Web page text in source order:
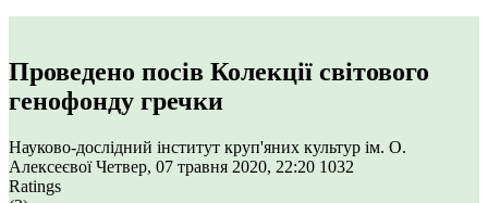
Проведено посів Колекції світового
генофонду гречки
Науково-дослідний інститут круп'яних культур ім. О.
АлексеєвоїЧетвер, 07 травня 2020, 22:20 1032
Ratings